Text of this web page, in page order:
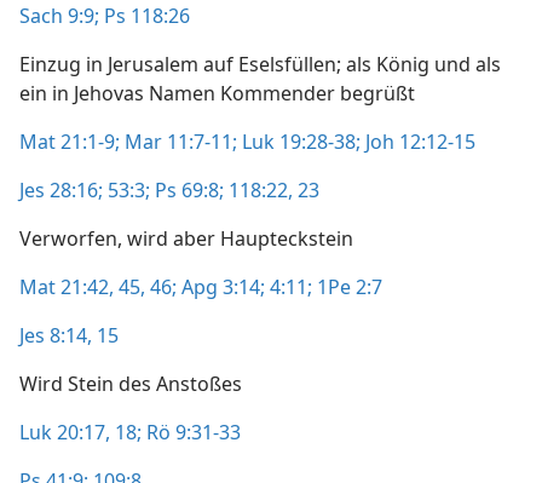
Sach 9:9; Ps 118:26
Einzug in Jerusalem auf Eselsfüllen; als König und als
ein in Jehovas Namen Kommender begrüßt
Mat 21:1-9; Mar 11:7-11; Luk 19:28-38; Joh 12:12-15
Jes 28:16; 53:3; Ps 69:8; 118:22, 23
Verworfen, wird aber Haupteckstein
Mat 21:42, 45, 46; Apg 3:14; 4:11; 1Pe 2:7
Jes 8:14, 15
Wird Stein des Anstoßes
Luk 20:17, 18; Rö 9:31-33